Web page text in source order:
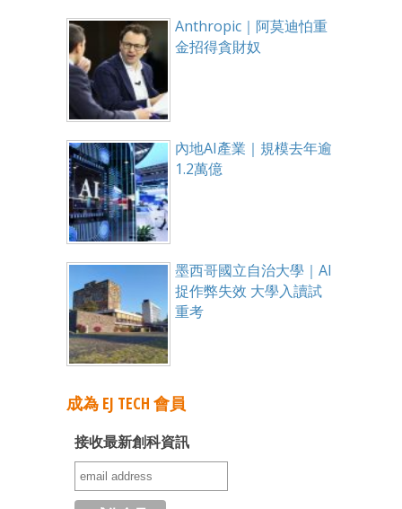
Anthropic｜阿莫迪怕重
金招得貪財奴
內地AI產業｜規模去年逾
1.2萬億
墨西哥國立自治大學｜AI
捉作弊失效 大學入讀試
重考
成為 EJ TECH 會員
接收最新創科資訊